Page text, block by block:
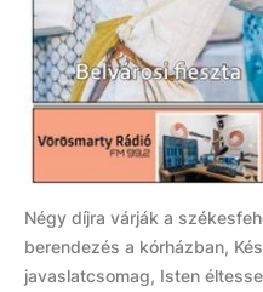
Négy díjra várják a
berendezés a kórházban,
javaslatcsomag, Isten